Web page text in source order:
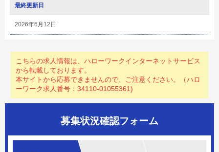
最終更新日
2026年6月12日
こちらの求人情報は、ハローワークインターネットサービス
から転載しております。
本サイトから応募できませんので、ご注意ください。（ハロ
ーワーク求人番号：34110-01055361)
募集状況確認フォーム